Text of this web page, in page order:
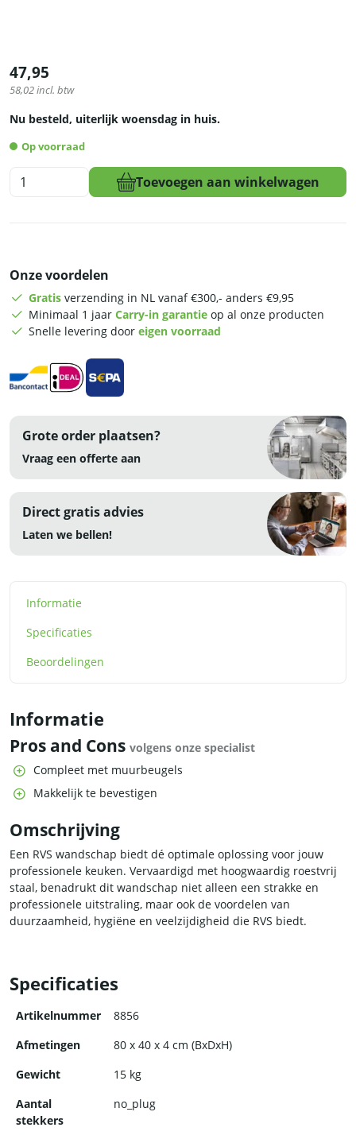
47,95
58,02incl. btw
Nu besteld, uiterlijk woensdag in huis.
Op voorraad
HCB
Wandschap
cm
RVS
aantal
Toevoegen aan winkelwagen
Onze voordelen
Gratis verzending in NL vanaf €300,- anders €9,95
Minimaal 1 jaar Carry-in garantie op al onze producten
Snelle levering door eigen voorraad
Grote order plaatsen?
Vraag een offerte aan
Direct gratis advies
Laten we bellen!
Informatie
Specificaties
Beoordelingen
Informatie
Pros and Cons volgens onze specialist
Compleet met muurbeugels
Makkelijk te bevestigen
Omschrijving
Een RVS wandschap biedt dé optimale oplossing voor jouw
professionele keuken. Vervaardigd met hoogwaardig roestvrij
staal, benadrukt dit wandschap niet alleen een strakke en
professionele uitstraling, maar ook de voordelen van
duurzaamheid, hygiëne en veelzijdigheid die RVS biedt.
Specificaties
Artikelnummer
8856
Afmetingen
80 x 40 x 4 cm (BxDxH)
Gewicht
15 kg
Aantal
stekkers
no_plug